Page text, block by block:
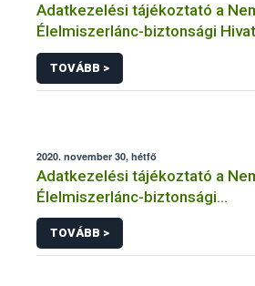
Adatkezelési tájékoztató a
Élelmiszerlánc-biztonsági
történő regisztrációhoz
adatkezelések vonatkozásában
TOVÁBB >
2020. november 30, hétfő
Adatkezelési tájékoztató a
Élelmiszerlánc-biztonsági
Hivatal tevékenységéhez
gyakorlásával összefüggő
TOVÁBB >